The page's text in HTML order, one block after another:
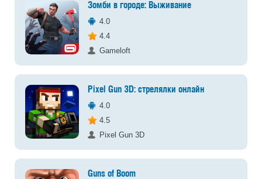
Зомби в городе: Выживание
4.0
4.4
Gameloft
Pixel Gun 3D: стрелялки онлайн
4.0
4.5
Pixel Gun 3D
Guns of Boom